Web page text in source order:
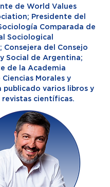
de World Values
Presidente del
Comparada de
Sociological
Consejera del Consejo
Social de Argentina;
de la Academia
Morales y
publicado varios libros y
revistas científicas.